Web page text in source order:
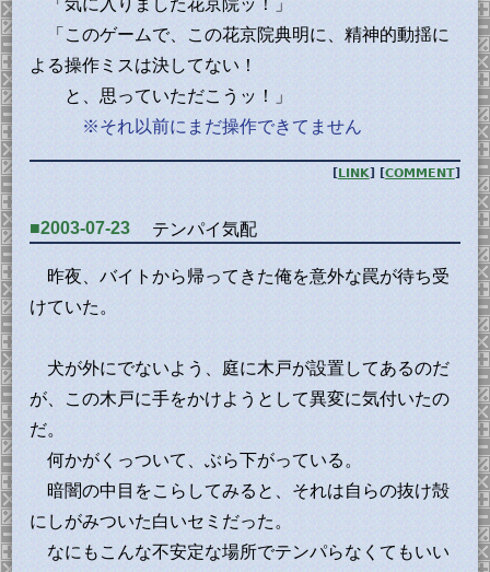
「気に入りました花京院ッ！」
「このゲームで、この花京院典明に、精神的動揺に
よる操作ミスは決してない！
と、思っていただこうッ！」
※それ以前にまだ操作できてません
[LINK] [COMMENT]
■2003-07-23 テンパイ気配
昨夜、バイトから帰ってきた俺を意外な罠が待ち受
けていた。
犬が外にでないよう、庭に木戸が設置してあるのだ
が、この木戸に手をかけようとして異変に気付いたの
だ。
何かがくっついて、ぶら下がっている。
暗闇の中目をこらしてみると、それは自らの抜け殻
にしがみついた白いセミだった。
なにもこんな不安定な場所でテンパらなくてもいい